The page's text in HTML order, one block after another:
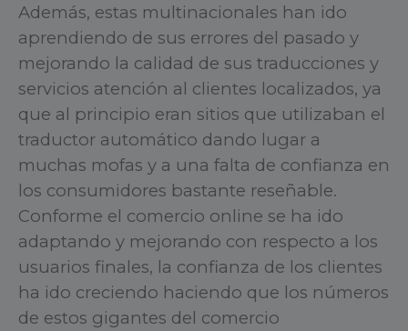
Además, estas multinacionales han ido
aprendiendo de sus errores del pasado y
mejorando la calidad de sus traducciones y
servicios atención al clientes localizados, ya
que al principio eran sitios que utilizaban el
traductor automático dando lugar a
muchas mofas y a una falta de confianza en
los consumidores bastante reseñable.
Conforme el comercio online se ha ido
adaptando y mejorando con respecto a los
usuarios finales, la confianza de los clientes
ha ido creciendo haciendo que los números
de estos gigantes del comercio